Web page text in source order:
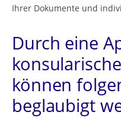
Ihrer Dokumente und
Durch eine
können
beglaubigt